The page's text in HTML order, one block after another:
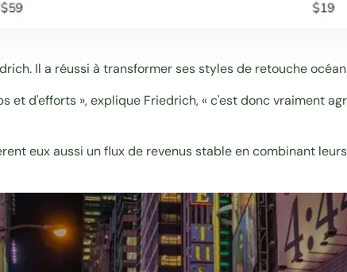
. Il a réussi à transformer ses styles de retouche
et d'efforts », explique Friedrich, « c'est donc vraiment
eux aussi un flux de revenus stable en combinant